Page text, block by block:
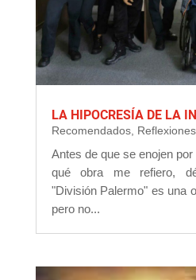
LA HIPOCRESÍA DE LA
Recomendados, Reflexiones
Antes de que se enojen
qué obra me refiero,
"División Palermo" es una
pero no...